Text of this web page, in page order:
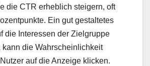
die CTR erheblich steigern, oft
Ein gut gestaltetes
die Interessen der Zielgruppe
kann die Wahrscheinlichkeit
auf die Anzeige klicken.